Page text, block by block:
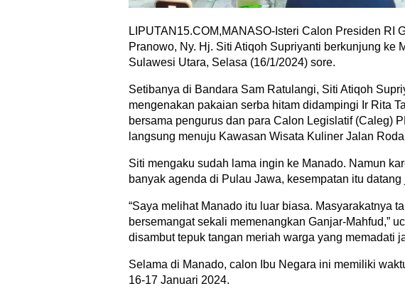
LIPUTAN15.COM,MANASO-Isteri Calon Presiden RI
Pranowo, Ny. Hj. Siti Atiqoh Supriyanti berkunjung ke
Sulawesi Utara, Selasa (16/1/2024) sore.
Setibanya di Bandara Sam Ratulangi, Siti Atiqoh
mengenakan pakaian serba hitam didampingi Ir Rita
bersama pengurus dan para Calon Legislatif (Caleg)
langsung menuju Kawasan Wisata Kuliner Jalan
Siti mengaku sudah lama ingin ke Manado. Namun
banyak agenda di Pulau Jawa, kesempatan itu datang
“Saya melihat Manado itu luar biasa. Masyarakatnya
bersemangat sekali memenangkan Ganjar-Mahfud,”
disambut tepuk tangan meriah warga yang memadati
Selama di Manado, calon Ibu Negara ini memiliki
16-17 Januari 2024.